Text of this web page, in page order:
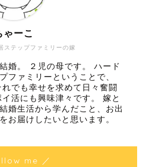
ステップファミリーの嫁
ゃーこ
婚。 ２児の母です。 ハード
ファミリーということで、
でも幸せを求めて日々奮闘
活にも興味津々です。 嫁と
婚生活から学んだこと、お出
お届けしたいと思います。
me ／